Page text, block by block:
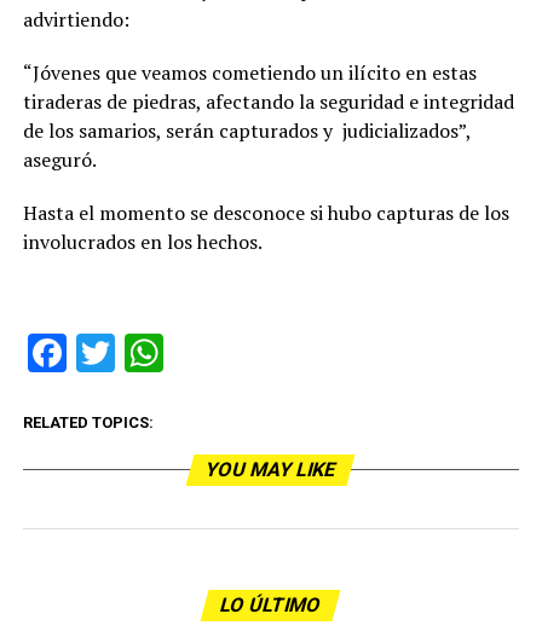
advirtiendo:
“Jóvenes que veamos cometiendo un ilícito en estas
tiraderas de piedras, afectando la seguridad e integridad
de los samarios, serán capturados y judicializados”,
aseguró.
Hasta el momento se desconoce si hubo capturas de los
involucrados en los hechos.
Facebook
Twitter
RELATED TOPICS:
YOU MAY LIKE
LO ÚLTIMO